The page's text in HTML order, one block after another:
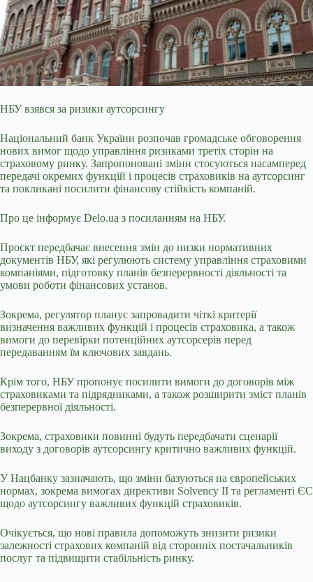
НБУ взявся за ризики аутсорсингу
Національний банк України розпочав громадське обговорення
нових вимог щодо управління ризиками третіх сторін на
страховому ринку. Запропоновані зміни стосуються насамперед
передачі окремих функцій і процесів страховиків на аутсорсинг
та покликані посилити фінансову стійкість компаній.
Про це інформує Delo.ua з посиланням на НБУ.
Проєкт передбачає внесення змін до низки нормативних
документів НБУ, які регулюють систему управління страховими
компаніями, підготовку планів безперервності діяльності та
умови роботи фінансових установ.
Зокрема, регулятор планує запровадити чіткі критерії
визначення важливих функцій і процесів страховика, а також
вимоги до перевірки потенційних аутсорсерів перед
передаванням їм ключових завдань.
Крім того, НБУ пропонує посилити вимоги до договорів між
страховиками та підрядниками, а також розширити зміст планів
безперервної діяльності.
Зокрема, страховики повинні будуть передбачати сценарії
виходу з договорів аутсорсингу критично важливих функцій.
У Нацбанку зазначають, що зміни базуються на європейських
нормах, зокрема вимогах директиви Solvency II та регламенті ЄС
щодо аутсорсингу важливих функцій страховиків.
Очікується, що нові правила допоможуть знизити ризики
залежності страхових компаній від сторонніх постачальників
послуг та підвищити стабільність ринку.